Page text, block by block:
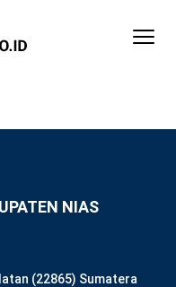
NIAS
(22865) Sumatera